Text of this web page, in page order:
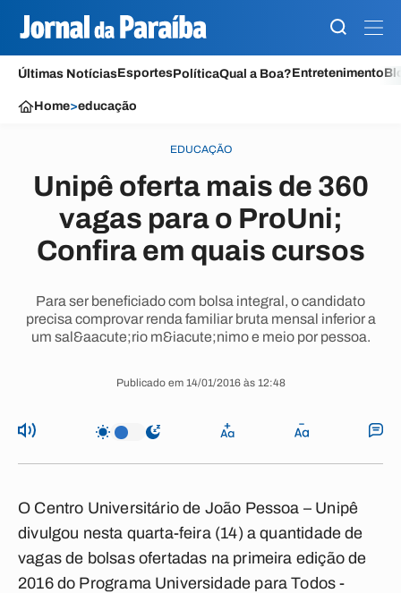
Últimas NotíciasEsportesPolíticaQual a Boa?Entretenimento
Home>educação
EDUCAÇÃO
Unipê oferta mais de 360
vagas para o ProUni;
Confira em quais cursos
Para ser beneficiado com bolsa integral, o candidato
precisa comprovar renda familiar bruta mensal inferior a
um sal&aacute;rio m&iacute;nimo e meio por pessoa.
Publicado em 14/01/2016 às 12:48
O Centro Universitário de João Pessoa – Unipê
divulgou nesta quarta-feira (14) a quantidade de
vagas de bolsas ofertadas na primeira edição de
2016 do Programa Universidade para Todos -